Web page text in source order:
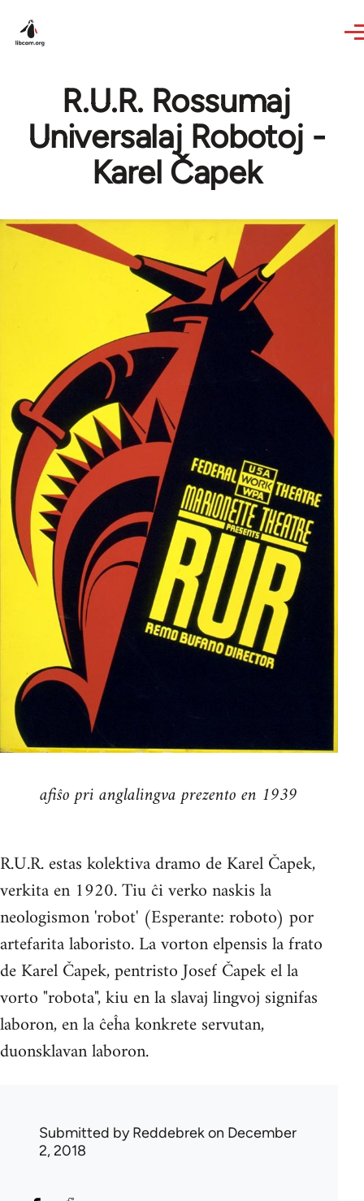
R.U.R. Rossumaj
Universalaj Robotoj -
Karel Čapek
afiŝo pri anglalingva prezento en 1939
R.U.R. estas kolektiva dramo de Karel Čapek,
verkita en 1920. Tiu ĉi verko naskis la
neologismon 'robot' (Esperante: roboto) por
artefarita laboristo. La vorton elpensis la frato
de Karel Čapek, pentristo Josef Čapek el la
vorto "robota", kiu en la slavaj lingvoj signifas
laboron, en la ĉeĥa konkrete servutan,
duonsklavan laboron.
Submitted byReddebrekon December
2, 2018